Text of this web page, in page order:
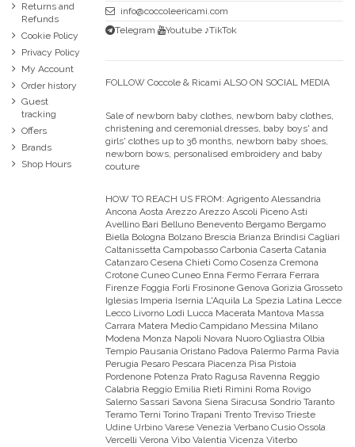
Returns and
Refunds
Cookie Policy
Privacy Policy
My Account
Order history
Guest
tracking
Offers
Brands
Shop Hours
info@coccoleericami.com
Telegram
Youtube ♪TikTok
FOLLOW Coccole & Ricami ALSO ON SOCIAL MEDIA
Sale of newborn baby clothes, newborn baby clothes,
christening and ceremonial dresses, baby boys' and
girls' clothes up to 36 months, newborn baby shoes,
newborn bows, personalised embroidery and baby
couture
HOW TO REACH US FROM: Agrigento Alessandria
Ancona Aosta Arezzo Arezzo Ascoli Piceno Asti
Avellino Bari Belluno Benevento Bergamo Bergamo
Biella Bologna Bolzano Brescia Brianza Brindisi Cagliari
Caltanissetta Campobasso Carbonia Caserta Catania
Catanzaro Cesena Chieti Como Cosenza Cremona
Crotone Cuneo Cuneo Enna Fermo Ferrara Ferrara
Firenze Foggia Forli Frosinone Genova Gorizia Grosseto
Iglesias Imperia Isernia L'Aquila La Spezia Latina Lecce
Lecco Livorno Lodi Lucca Macerata Mantova Massa
Carrara Matera Medio Campidano Messina Milano
Modena Monza Napoli Novara Nuoro Ogliastra Olbia
Tempio Pausania Oristano Padova Palermo Parma Pavia
Perugia Pesaro Pescara Piacenza Pisa Pistoia
Pordenone Potenza Prato Ragusa Ravenna Reggio
Calabria Reggio Emilia Rieti Rimini Roma Rovigo
Salerno Sassari Savona Siena Siracusa Sondrio Taranto
Teramo Terni Torino Trapani Trento Treviso Trieste
Udine Urbino Varese Venezia Verbano Cusio Ossola
Vercelli Verona Vibo Valentia Vicenza Viterbo